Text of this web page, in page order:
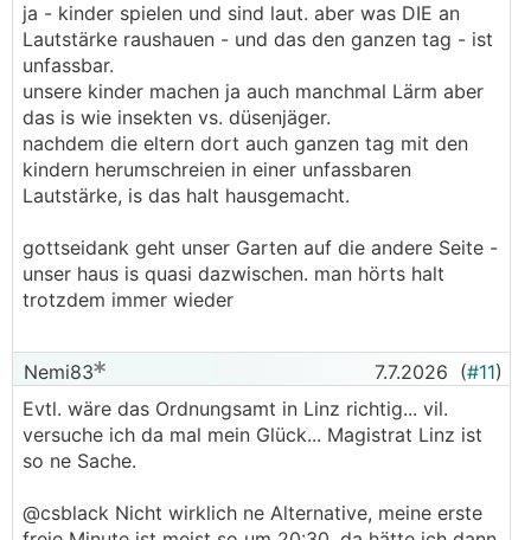
ja - kinder spielen und sind laut. aber was DIE an
Lautstärke raushauen - und das den ganzen tag - ist
unfassbar.
unsere kinder machen ja auch manchmal Lärm aber
das is wie insekten vs. düsenjäger.
nachdem die eltern dort auch ganzen tag mit den
kindern herumschreien in einer unfassbaren
Lautstärke, is das halt hausgemacht.
gottseidank geht unser Garten auf die andere Seite -
unser haus is quasi dazwischen. man hörts halt
trotzdem immer wieder
Nemi83 7.7.2026 (#11)
Evtl. wäre das Ordnungsamt in Linz richtig... vil.
versuche ich da mal mein Glück... Magistrat Linz ist
so ne Sache.
@­csblack Nicht wirklich ne Alternative, meine erste